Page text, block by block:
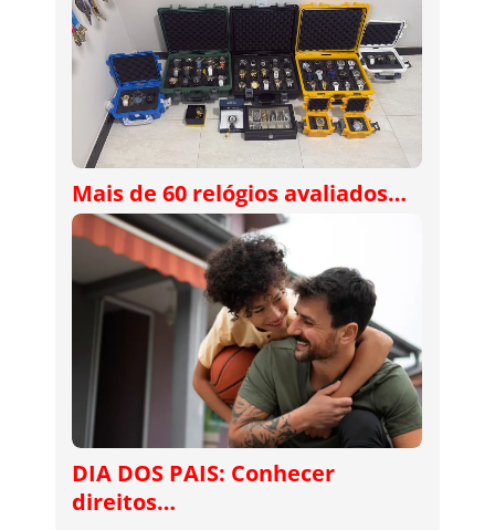
Mais de 60 relógios avaliados…
DIA DOS PAIS: Conhecer
direitos…